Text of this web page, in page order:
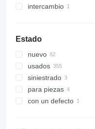
intercambio
Estado
nuevo
usados
siniestrado
para piezas
con un defecto